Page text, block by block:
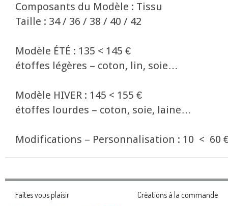
Composants du Modèle : Tissu
Taille : 34 / 36 / 38 / 40 / 42
Modèle ÉTÉ : 135 < 145 €
étoffes légères – coton, lin, soie…
Modèle HIVER : 145 < 155 €
étoffes lourdes – coton, soie, laine…
Modifications – Personnalisation : 10 < 60
Faites vous plaisir Créations à la commande